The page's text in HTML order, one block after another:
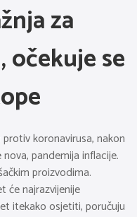
za
se
koronavirusa, nakon
pandemija inflacije.
proizvodima.
će najrazvijenije
itekako osjetiti, poručuju